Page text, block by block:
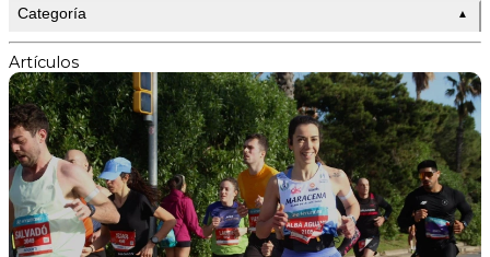
Categoría ▲
Artículos